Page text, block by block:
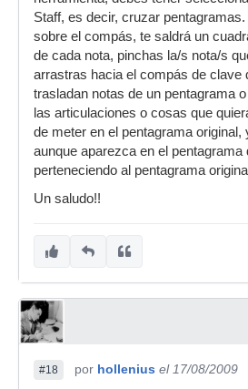
Staff, es decir, cruzar
sobre el compás, te saldrá un
de cada nota, pinchas la/s nota/s
arrastras hacia el compás de clave
trasladan notas de un pentagrama
las articulaciones o cosas que
de meter en el pentagrama original,
aunque aparezca en el pentagrama
perteneciendo al pentagrama
Un saludo!!
#18 por hollenius el 17/08/2009